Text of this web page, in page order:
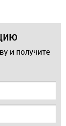
и получите